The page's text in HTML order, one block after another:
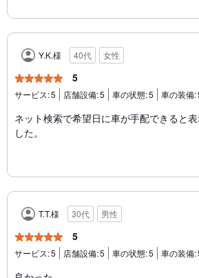
Y.K.様 40代 女性
5
サービス:5 店舗設備:5 車の状態:5 車の装備:
ネット検索で希望日に車が手配できると
した。
T.T.様 30代 男性
5
サービス:5 店舗設備:5 車の状態:5 車の装備: